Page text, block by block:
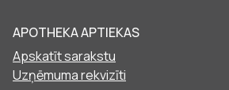
APOTHEKA APTIEKAS
Apskatīt sarakstu
Uzņēmuma rekvizīti